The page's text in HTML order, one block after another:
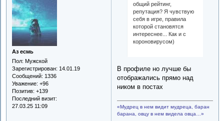
Аз есмь
Пол: Мужской
Зарегистрирован: 14.01.19
Сообщений: 1336
Уважение: +96
Позитив: +139
Последний визит:
27.03.25 11:09
общий рейтинг,
репутация? Я чувствую
себя в игре, правила
которой становятся
интереснее... Как и с
короновирусом)
В профиле но лучше бы
отображались прямо над
ником в постах
«Мудрец в нем видит мудреца, баран
барана, овцу в нем видела овца…»